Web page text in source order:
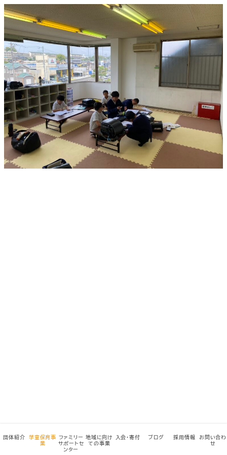
メ
ン
コ
ン
テ
ン
ツ
へ
移
団体紹介 学童保育事
業
ファミリー
サポートセ
ンター
地域に向け
ての事業
入会・寄付 ブログ 採用情報 お問い合わ
せ